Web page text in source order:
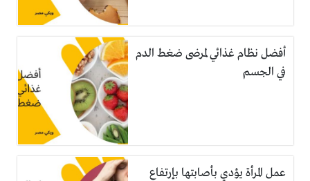
أفضل نظام غذائي لمرضى ضغط الدم
في الجسم
عمل المرأة يؤدي بأصابتها بإرتفاع